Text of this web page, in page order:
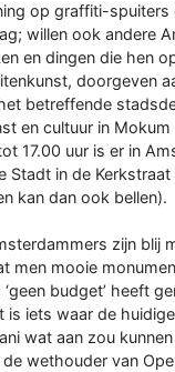
op graffiti-spuiters
willen ook andere
en dingen die hen
doorgeven
betreffende
en cultuur in Mokum
17.00 uur is er in
Stadt in de
kan dan ook bellen).
zijn blij
men mooie
budget’ heeft
is iets waar de
wat aan zou
wethouder van